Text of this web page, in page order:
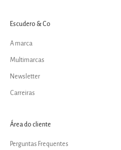
Escudero & Co
A marca
Multimarcas
Newsletter
Carreiras
Área do cliente
Perguntas Frequentes